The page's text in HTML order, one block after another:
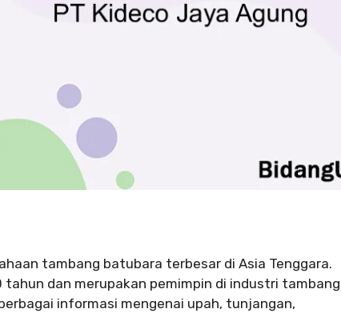
tambang batubara terbesar di Asia Tenggara.
dan merupakan pemimpin di industri tambang
informasi mengenai upah, tunjangan,